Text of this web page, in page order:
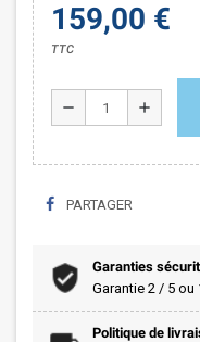
159,00 €
TTC
remove add
PARTAGER
Garanties
Garantie 2 / 5
Politique de